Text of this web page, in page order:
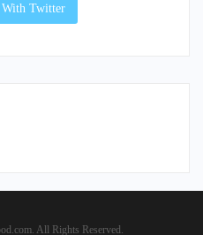
Twitter
All Rights Reserved.